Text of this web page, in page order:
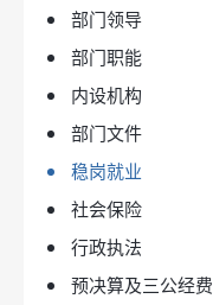
部门领导
部门职能
内设机构
部门文件
稳岗就业
社会保险
行政执法
预决算及三公经费